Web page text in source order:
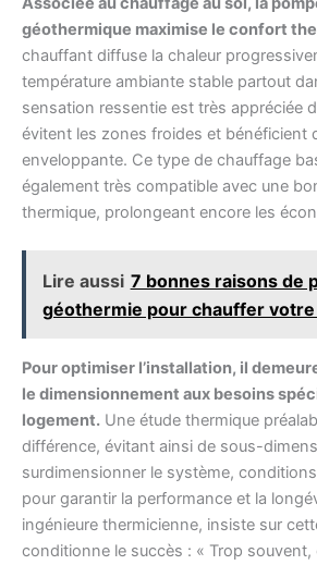
géothermique maximise le confort
chauffant diffuse la chaleur
température ambiante stable partout
sensation ressentie est très appréciée
évitent les zones froides et bénéficient
enveloppante. Ce type de chauffage
également très compatible avec une
thermique, prolongeant encore les
Lire aussi 7 bonnes raisons de
géothermie pour chauffer votre
Pour optimiser l’installation, il
le dimensionnement aux besoins
logement. Une étude thermique
différence, évitant ainsi de sous-
surdimensionner le système,
pour garantir la performance et la
ingénieure thermicienne, insiste sur
conditionne le succès : « Trop souvent,